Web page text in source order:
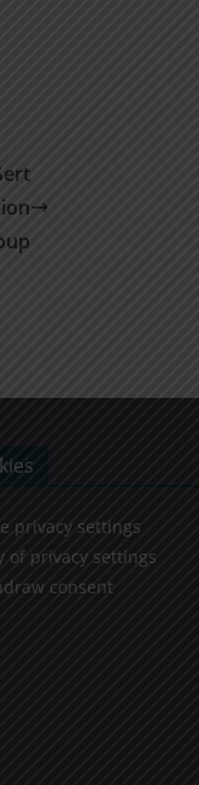
privacy settings
of privacy settings
consent